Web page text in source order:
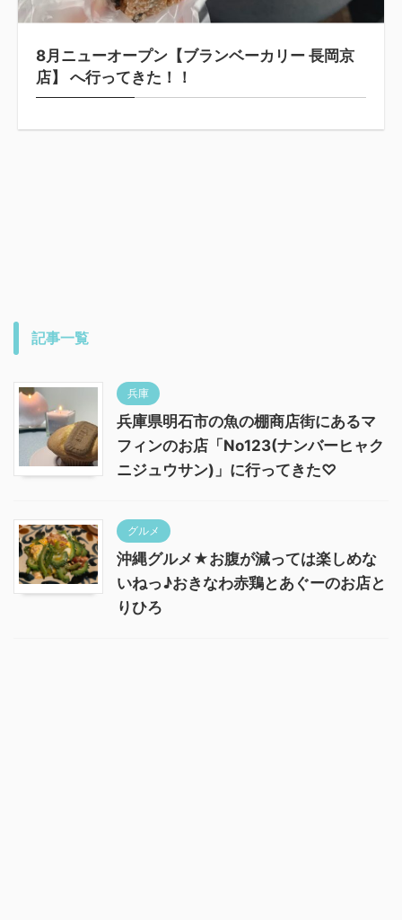
8月ニューオープン【ブランベーカリー 長岡京
店】 へ行ってきた！！
記事一覧
兵庫
兵庫県明石市の魚の棚商店街にあるマ
フィンのお店「No123(ナンバーヒャク
ニジュウサン)」に行ってきた♡
グルメ
沖縄グルメ★お腹が減っては楽しめな
いねっ♪おきなわ赤鶏とあぐーのお店と
りひろ